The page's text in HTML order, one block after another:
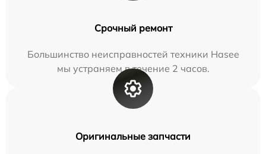
Срочный ремонт
Большинство неисправностей техники Hasee
мы устраняем в течение 2 часов.
Оригинальные запчасти